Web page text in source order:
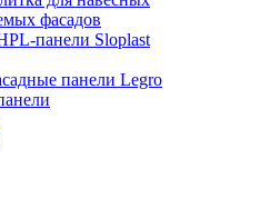
фасадов
панели Sloplast
панели Legro